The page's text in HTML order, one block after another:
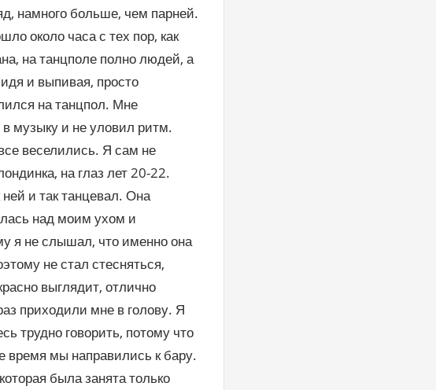
намного больше, чем парней.
около часа с тех пор, как
на танцполе полно людей, а
и выпивая, просто
на танцпол. Мне
в музыку и не уловил ритм.
веселились. Я сам не
на глаз лет 20-22.
и так танцевал. Она
над моим ухом и
я не слышал, что именно она
не стал стесняться,
выглядит, отлично
приходили мне в голову. Я
трудно говорить, потому что
время мы направились к бару.
была занята только